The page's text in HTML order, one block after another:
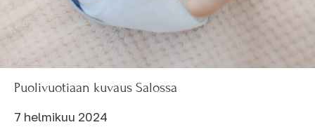
Puolivuotiaan kuvaus Salossa
7 helmikuu 2024